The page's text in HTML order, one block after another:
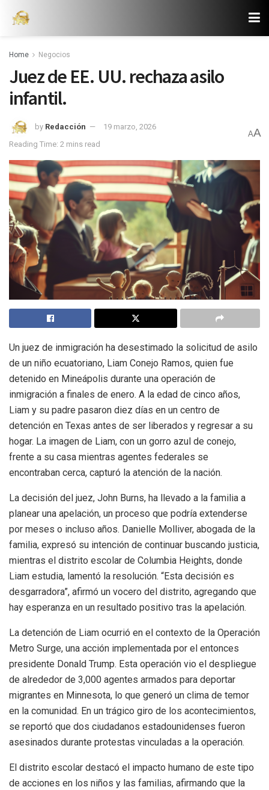
Home Negocios
Juez de EE. UU. rechaza asilo
infantil.
by Redacción
19 marzo, 2026
Reading Time: 2 mins read
AA
Un juez de inmigración ha desestimado la solicitud de asilo
de un niño ecuatoriano, Liam Conejo Ramos, quien fue
detenido en Mineápolis durante una operación de
inmigración a finales de enero. A la edad de cinco años,
Liam y su padre pasaron diez días en un centro de
detención en Texas antes de ser liberados y regresar a su
hogar. La imagen de Liam, con un gorro azul de conejo,
frente a su casa mientras agentes federales se
encontraban cerca, capturó la atención de la nación.
La decisión del juez, John Burns, ha llevado a la familia a
planear una apelación, un proceso que podría extenderse
por meses o incluso años. Danielle Molliver, abogada de la
familia, expresó su intención de continuar buscando justicia,
mientras el distrito escolar de Columbia Heights, donde
Liam estudia, lamentó la resolución. “Esta decisión es
desgarradora”, afirmó un vocero del distrito, agregando que
hay esperanza en un resultado positivo tras la apelación.
La detención de Liam ocurrió en el contexto de la Operación
Metro Surge, una acción implementada por el entonces
presidente Donald Trump. Esta operación vio el despliegue
de alrededor de 3,000 agentes armados para deportar
migrantes en Minnesota, lo que generó un clima de temor
en la comunidad. En un trágico giro de los acontecimientos,
se reportó que dos ciudadanos estadounidenses fueron
asesinados durante protestas vinculadas a la operación.
El distrito escolar destacó el impacto humano de este tipo
de acciones en los niños y las familias, afirmando que la